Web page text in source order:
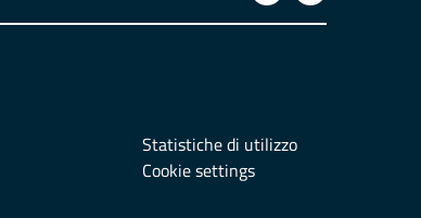
Statistiche di utilizzo
Cookie settings